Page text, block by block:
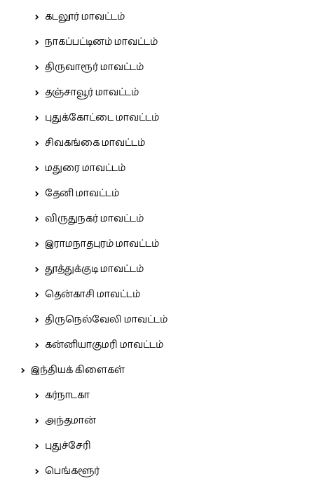
கடலூர் மாவட்டம்
நாகப்பட்டினம் மாவட்டம்
திருவாரூர் மாவட்டம்
தஞ்சாவூர் மாவட்டம்
புதுக்கோட்டை மாவட்டம்
சிவகங்கை மாவட்டம்
மதுரை மாவட்டம்
தேனி மாவட்டம்
விருதுநகர் மாவட்டம்
இராமநாதபுரம் மாவட்டம்
தூத்துக்குடி மாவட்டம்
தென்காசி மாவட்டம்
திருநெல்வேலி மாவட்டம்
கன்னியாகுமரி மாவட்டம்
இந்தியக் கிளைகள்
கர்நாடகா
அந்தமான்
புதுச்சேரி
பெங்களூர்